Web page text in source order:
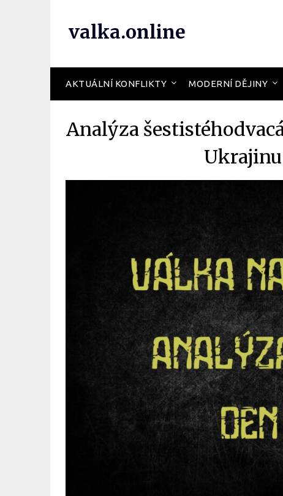
valka.online
AKTUÁLNÍ KONFLIKTY MODERNÍ DĚJINY
Analýza
Ukrajinu